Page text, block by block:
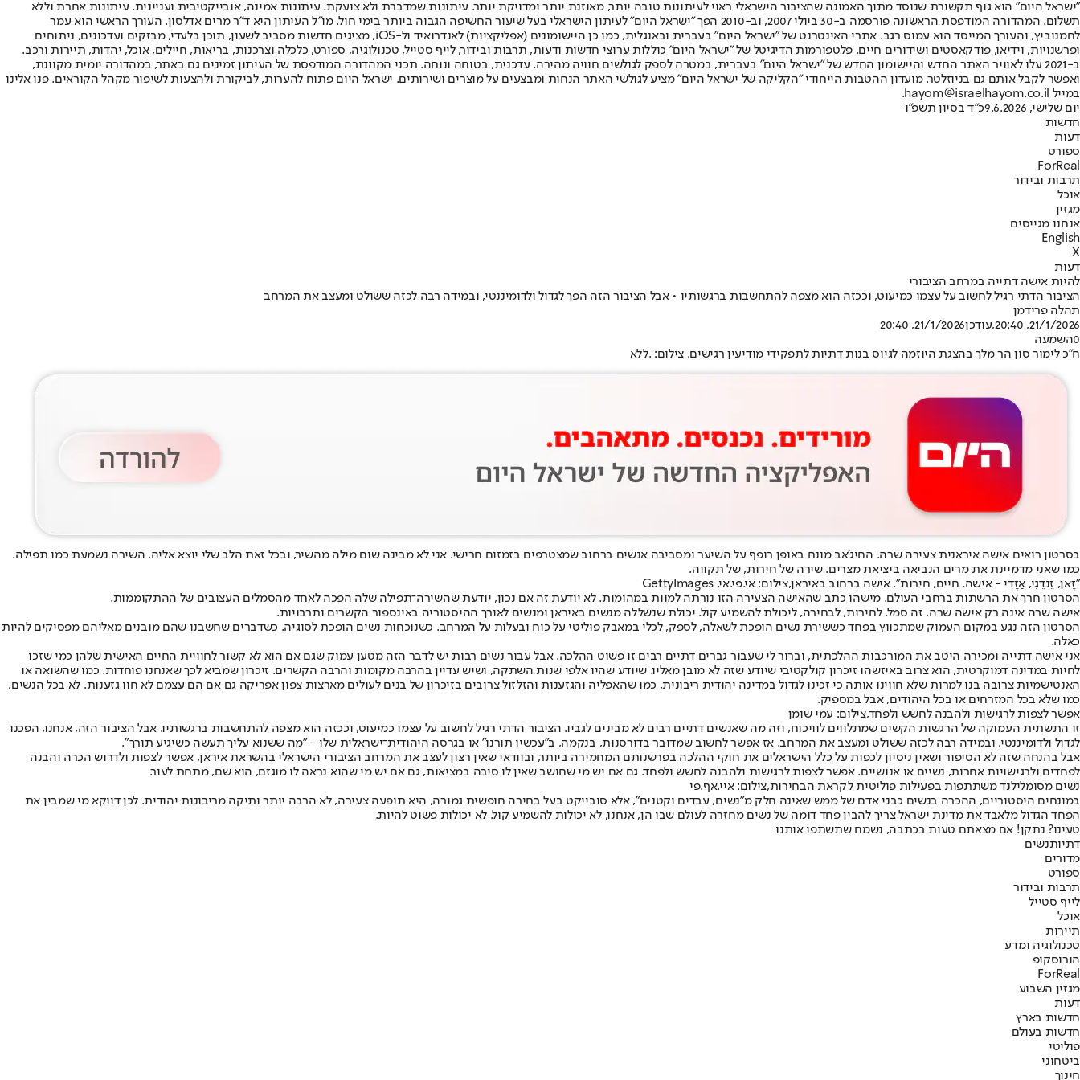
"ישראל היום" הוא גוף תקשורת שנוסד מתוך האמונה שהציבור הישראלי ראוי לעיתונות טובה יותר, מאוזנת יותר ומדויקת יותר. עיתונות שמדברת ולא צועקת. עיתונות אמינה, אובייקטיבית ועניינית. עיתונות אחרת וללא
תשלום. המהדורה המודפסת הראשונה פורסמה ב-30 ביולי 2007, וב-2010 הפך "ישראל היום" לעיתון הישראלי בעל שיעור החשיפה הגבוה ביותר בימי חול. מו"ל העיתון היא ד"ר מרים אדלסון. העורך הראשי הוא עמר
לחמנוביץ, והעורך המייסד הוא עמוס רגב. אתרי האינטרנט של "ישראל היום" בעברית ובאנגלית, כמו כן היישומונים (אפליקציות) לאנדרואיד ול-iOS, מציגים חדשות מסביב לשעון, תוכן בלעדי, מבזקים ועדכונים, ניתוחים
ופרשנויות, וידיאו, פודקאסטים ושידורים חיים. פלטפורמות הדיגיטל של "ישראל היום" כוללות ערוצי חדשות ודעות, תרבות ובידור, לייף סטייל, טכנולוגיה, ספורט, כלכלה וצרכנות, בריאות, חיילים, אוכל, יהדות, תיירות ורכב.
ב-2021 עלו לאוויר האתר החדש והיישומון החדש של "ישראל היום" בעברית, במטרה לספק לגולשים חוויה מהירה, עדכנית, בטוחה ונוחה. תכני המהדורה המודפסת של העיתון זמינים גם באתר, במהדורה יומית מקוונת,
ואפשר לקבל אותם גם בניוזלטר. מועדון ההטבות הייחודי "הקליקה של ישראל היום" מציע לגולשי האתר הנחות ומבצעים על מוצרים ושירותים. ישראל היום פתוח להערות, לביקורת ולהצעות לשיפור מקהל הקוראים. פנו אלינו
במייל hayom@israelhayom.co.il.
יום שלישי, 9.6.2026
כ"ד בסיון תשפ"ו
חדשות
דעות
ספורט
ForReal
תרבות ובידור
אוכל
מגזין
אנחנו מגייסים
English
X
דעות
להיות אישה דתייה במרחב הציבורי
הציבור הדתי רגיל לחשוב על עצמו כמיעוט, וככזה הוא מצפה להתחשבות ברגשותיו • אבל הציבור הזה הפך לגדול ולדומיננטי, ובמידה רבה לכזה ששולט ומעצב את המרחב
תהלה פרידמן
21/1/2026, 20:40
,עודכן21/1/2026, 20:40
0השמעה
ח"כ לימור סון הר מלך בהצגת היוזמה לגיוס בנות דתיות לתפקידי מודיעין רגישים. צילום: .ללא
בסרטון רואים אישה איראנית צעירה שרה. החיג'אב מונח באופן רופף על השיער ומסביבה אנשים ברחוב שמצטרפים בזמזום חרישי. אני לא מבינה שום מילה מהשיר, ובכל זאת הלב שלי יוצא אליה. השירה נשמעת כמו תפילה.
כמו שאני מדמיינת את מרים הנביאה ביציאת מצרים. שירה של חירות, של תקווה.
"זָאן, זֵנדֵגִי, אַזָדִי - אישה, חיים, חירות". אישה ברחוב באיראן,צילום: אי.פי.אי, GettyImages
הסרטון חרך את הרשתות ברחבי העולם. מישהו כתב שהאישה הצעירה הזו נורתה למוות במהומות. לא יודעת זה אם נכון, יודעת שהשירה־תפילה שלה הפכה לאחד מהסמלים העצובים של ההתקוממות.
אישה שרה אינה רק אישה שרה. זה סמל. לחירות, לבחירה, ליכולת להשמיע קול. יכולת שנשללה מנשים באיראן ומנשים לאורך ההיסטוריה באינספור הקשרים ותרבויות.
הסרטון הזה נגע במקום העמוק שמתכווץ בפחד כששירת נשים הופכת לשאלה, לספק, לכלי במאבק פוליטי על כוח ובעלות על המרחב. כשנוכחות נשים הופכת לסוגיה. כשדברים שחשבנו שהם מובנים מאליהם מפסיקים להיות
כאלה.
אני אישה דתייה ומכירה היטב את המורכבות ההלכתית, וברור לי שעבור גברים דתיים רבים זו פשוט ההלכה. אבל עבור נשים רבות יש לדבר הזה מטען עמוק שגם אם הוא לא קשור לחוויית החיים האישית שלהן כמי שזכו
לחיות במדינה דמוקרטית, הוא צרוב באיזשהו זיכרון קולקטיבי שיודע שזה לא מובן מאליו. שיודע שהיו אלפי שנות השתקה, ושיש עדיין בהרבה מקומות והרבה הקשרים. זיכרון שמביא לכך שאנחנו פוחדות. כמו שהשואה או
האנטישמיות צרובה בנו למרות שלא חווינו אותה כי זכינו לגדול במדינה יהודית ריבונית, כמו שהאפליה והגזענות והזלזול צרובים בזיכרון של בנים לעולים מארצות צפון אפריקה גם אם הם עצמם לא חוו גזענות. לא בכל הנשים,
כמו שלא בכל המזרחים או בכל היהודים, אבל במספיק.
אפשר לצפות לרגישות ולהבנה לחשש ולפחד,צילום: עמי שומן
זו התשתית העמוקה של הרגשות הקשים שמתלווים לוויכוח, וזה מה שאנשים דתיים רבים לא מבינים לגביו. הציבור הדתי רגיל לחשוב על עצמו כמיעוט, וככזה הוא מצפה להתחשבות ברגשותיו. אבל הציבור הזה, אנחנו, הפכנו
לגדול ולדומיננטי, ובמידה רבה לכזה ששולט ומעצב את המרחב. אז אפשר לחשוב שמדובר בדורסנות, בנקמה, ב"עכשיו תורנו" או בגרסה היהודית־ישראלית שלו - "מה ששנוא עליך תעשה כשיגיע תורך".
אבל בהנחה שזה לא הסיפור ושאין ניסיון לכפות על כלל הישראלים את חוקי ההלכה בפרשנותם המחמירה ביותר, ובוודאי שאין רצון לעצב את המרחב הציבורי הישראלי בהשראת איראן, אפשר לצפות ולדרוש הכרה והבנה
לפחדים ולרגישויות אחרות, נשיים או אנושיים. אפשר לצפות לרגישות ולהבנה לחשש ולפחד. גם אם יש מי שחושב שאין לו סיבה במציאות, גם אם יש מי שהוא נראה לו מוגזם, הוא שם, מתחת לעור.
נשים מסומלילנד משתתפות בפעילות פוליטית לקראת הבחירות,צילום: איי.אף.פי
במונחים היסטוריים, ההכרה בנשים כבני אדם של ממש שאינה חלק מ"נשים, עבדים וקטנים", אלא סובייקט בעל בחירה חופשית גמורה, היא תופעה צעירה, לא הרבה יותר ותיקה מריבונות יהודית. לכן דווקא מי שמבין את
הפחד הגדול מלאבד את מדינת ישראל צריך להבין פחד דומה של נשים מחזרה לעולם שבו הן, אנחנו, לא יכולות להשמיע קול. לא יכולות פשוט להיות.
טעינו? נתקן! אם מצאתם טעות בכתבה, נשמח שתשתפו אותנו
דתיותנשים
מדורים
ספורט
תרבות ובידור
לייף סטייל
אוכל
תיירות
טכנולוגיה ומדע
הורוסקופ
ForReal
מגזין השבוע
דעות
חדשות בארץ
חדשות בעולם
פוליטי
ביטחוני
חינוך